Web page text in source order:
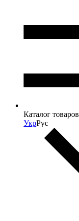
Каталог товаров
УкрРус